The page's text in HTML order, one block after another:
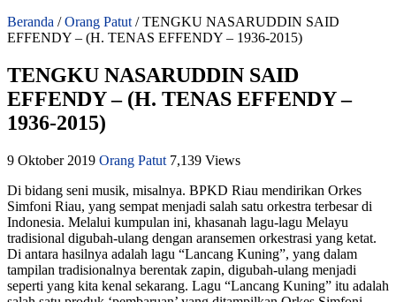
Beranda / Orang Patut / TENGKU NASARUDDIN SAID
EFFENDY – (H. TENAS EFFENDY – 1936-2015)
TENGKU NASARUDDIN SAID
EFFENDY – (H. TENAS EFFENDY –
1936-2015)
9 Oktober 2019 Orang Patut 7,139 Views
Di bidang seni musik, misalnya. BPKD Riau mendirikan Orkes
Simfoni Riau, yang sempat menjadi salah satu orkestra terbesar di
Indonesia. Melalui kumpulan ini, khasanah lagu-lagu Melayu
tradisional digubah-ulang dengan aransemen orkestrasi yang ketat.
Di antara hasilnya adalah lagu “Lancang Kuning”, yang dalam
tampilan tradisionalnya berentak zapin, digubah-ulang menjadi
seperti yang kita kenal sekarang. Lagu “Lancang Kuning” itu adalah